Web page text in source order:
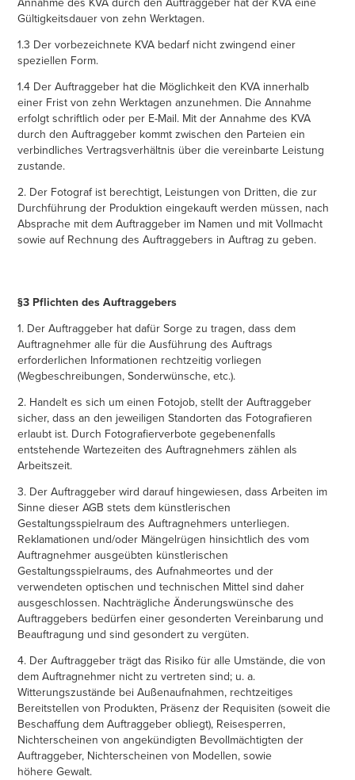
Gültigkeitsdauer von zehn Werktagen.
1.3 Der vorbezeichnete KVA bedarf nicht zwingend einer
speziellen Form.
1.4 Der Auftraggeber hat die Möglichkeit den KVA innerhalb
einer Frist von zehn Werktagen anzunehmen. Die Annahme
erfolgt schriftlich oder per E-Mail. Mit der Annahme des KVA
durch den Auftraggeber kommt zwischen den Parteien ein
verbindliches Vertragsverhältnis über die vereinbarte Leistung
zustande.
2. Der Fotograf ist berechtigt, Leistungen von Dritten, die zur
Durchführung der Produktion eingekauft werden müssen, nach
Absprache mit dem Auftraggeber im Namen und mit Vollmacht
sowie auf Rechnung des Auftraggebers in Auftrag zu geben.
§3 Pflichten des Auftraggebers
1. Der Auftraggeber hat dafür Sorge zu tragen, dass dem
Auftragnehmer alle für die Ausführung des Auftrags
erforderlichen Informationen rechtzeitig vorliegen
(Wegbeschreibungen, Sonderwünsche, etc.).
2. Handelt es sich um einen Fotojob, stellt der Auftraggeber
sicher, dass an den jeweiligen Standorten das Fotografieren
erlaubt ist. Durch Fotografierverbote gegebenenfalls
entstehende Wartezeiten des Auftragnehmers zählen als
Arbeitszeit.
3. Der Auftraggeber wird darauf hingewiesen, dass Arbeiten im
Sinne dieser AGB stets dem künstlerischen
Gestaltungsspielraum des Auftragnehmers unterliegen.
Reklamationen und/oder Mängelrügen hinsichtlich des vom
Auftragnehmer ausgeübten künstlerischen
Gestaltungsspielraums, des Aufnahmeortes und der
verwendeten optischen und technischen Mittel sind daher
ausgeschlossen. Nachträgliche Änderungswünsche des
Auftraggebers bedürfen einer gesonderten Vereinbarung und
Beauftragung und sind gesondert zu vergüten.
4. Der Auftraggeber trägt das Risiko für alle Umstände, die von
dem Auftragnehmer nicht zu vertreten sind; u. a.
Witterungszustände bei Außenaufnahmen, rechtzeitiges
Bereitstellen von Produkten, Präsenz der Requisiten (soweit die
Beschaffung dem Auftraggeber obliegt), Reisesperren,
Nichterscheinen von angekündigten Bevollmächtigten der
Auftraggeber, Nichterscheinen von Modellen, sowie
höhere Gewalt.